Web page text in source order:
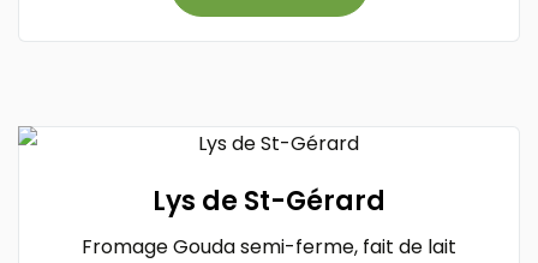
Lys de St-Gérard
Fromage Gouda semi-ferme, fait de lait